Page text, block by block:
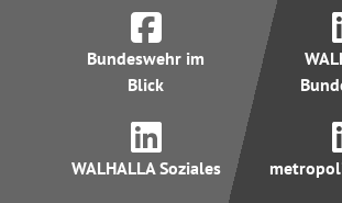
Bundeswehr im
Blick
WALHALLA Soziales